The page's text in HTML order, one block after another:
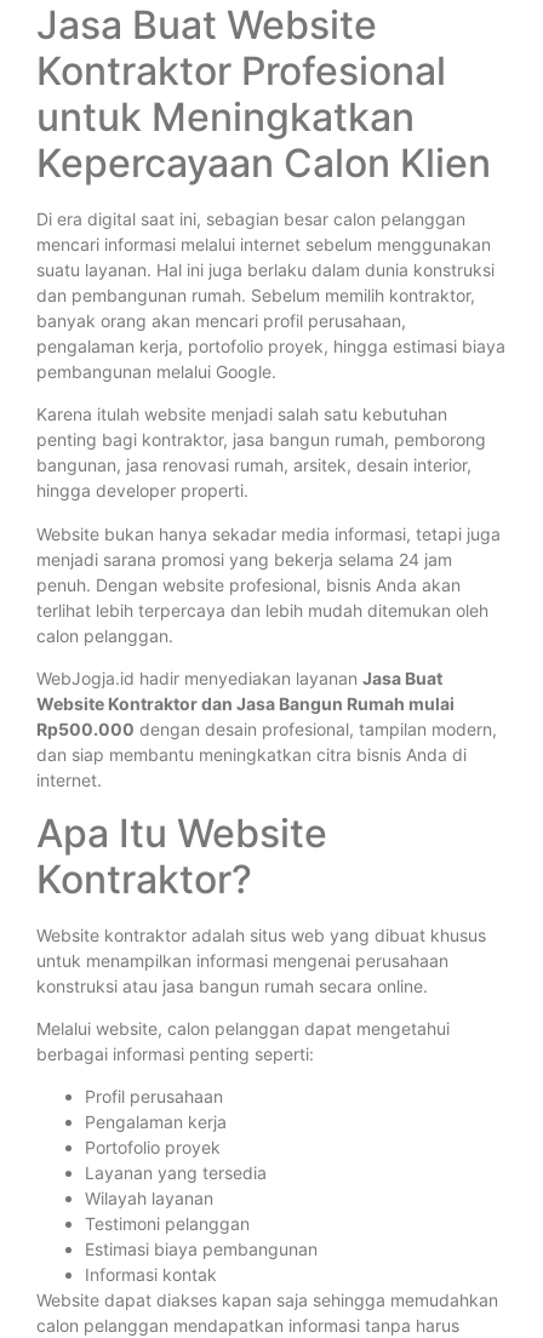
Jasa Buat Website
Kontraktor Profesional
untuk Meningkatkan
Kepercayaan Calon Klien
Di era digital saat ini, sebagian besar calon pelanggan
mencari informasi melalui internet sebelum menggunakan
suatu layanan. Hal ini juga berlaku dalam dunia konstruksi
dan pembangunan rumah. Sebelum memilih kontraktor,
banyak orang akan mencari profil perusahaan,
pengalaman kerja, portofolio proyek, hingga estimasi biaya
pembangunan melalui Google.
Karena itulah website menjadi salah satu kebutuhan
penting bagi kontraktor, jasa bangun rumah, pemborong
bangunan, jasa renovasi rumah, arsitek, desain interior,
hingga developer properti.
Website bukan hanya sekadar media informasi, tetapi juga
menjadi sarana promosi yang bekerja selama 24 jam
penuh. Dengan website profesional, bisnis Anda akan
terlihat lebih terpercaya dan lebih mudah ditemukan oleh
calon pelanggan.
WebJogja.id hadir menyediakan layanan Jasa Buat
Website Kontraktor dan Jasa Bangun Rumah mulai
Rp500.000 dengan desain profesional, tampilan modern,
dan siap membantu meningkatkan citra bisnis Anda di
internet.
Apa Itu Website
Kontraktor?
Website kontraktor adalah situs web yang dibuat khusus
untuk menampilkan informasi mengenai perusahaan
konstruksi atau jasa bangun rumah secara online.
Melalui website, calon pelanggan dapat mengetahui
berbagai informasi penting seperti:
Profil perusahaan
Pengalaman kerja
Portofolio proyek
Layanan yang tersedia
Wilayah layanan
Testimoni pelanggan
Estimasi biaya pembangunan
Informasi kontak
Website dapat diakses kapan saja sehingga memudahkan
calon pelanggan mendapatkan informasi tanpa harus